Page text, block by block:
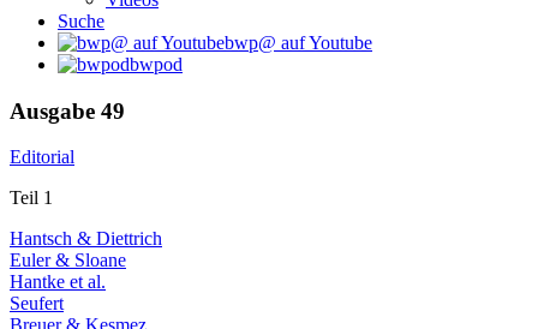
Suche
bwp@ auf Youtube
bwpod
Ausgabe 49
Editorial
Teil 1
Hantsch & Diettrich
Euler & Sloane
Hantke et al.
Seufert